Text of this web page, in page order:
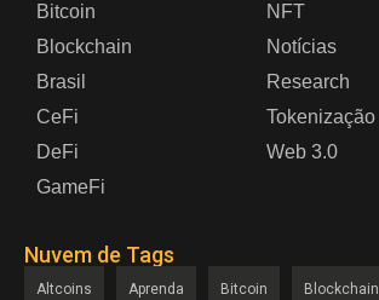
Bitcoin
Blockchain
Brasil
CeFi
DeFi
GameFi
NFT
Notícias
Research
Tokenização
Web 3.0
Nuvem de Tags
Altcoins Aprenda Bitcoin Blockchain